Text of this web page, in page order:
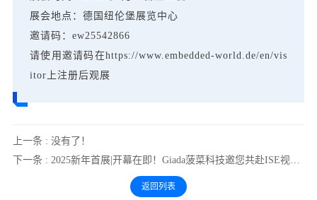
展会地点：德国纽伦堡展览中心
邀请码：ew25542866
请使用邀请码在https://www.embedded-world.de/en/vis
itor上注册后观展
上一条 : 没有了！
返回列表